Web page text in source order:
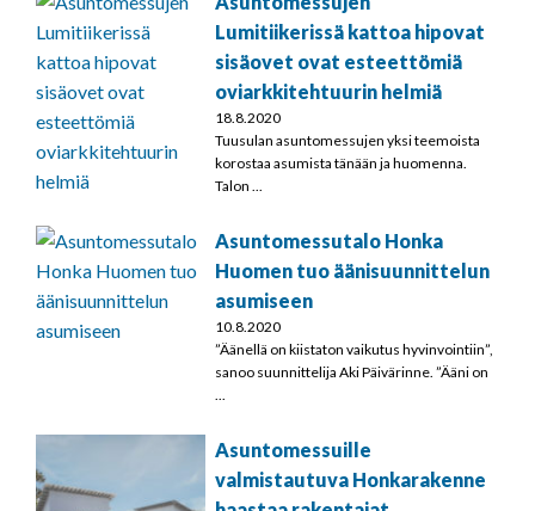
Lumitiikerissä kattoa hipovat
sisäovet ovat esteettömiä
oviarkkitehtuurin helmiä
18.8.2020
Tuusulan asuntomessujen yksi teemoista
korostaa asumista tänään ja huomenna.
Talon ...
Asuntomessutalo Honka
Huomen tuo äänisuunnittelun
asumiseen
10.8.2020
”Äänellä on kiistaton vaikutus hyvinvointiin”,
sanoo suunnittelija Aki Päivärinne. ”Ääni on
...
Asuntomessuille
valmistautuva Honkarakenne